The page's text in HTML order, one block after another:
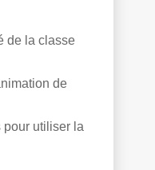
de la classe
de
pour utiliser la